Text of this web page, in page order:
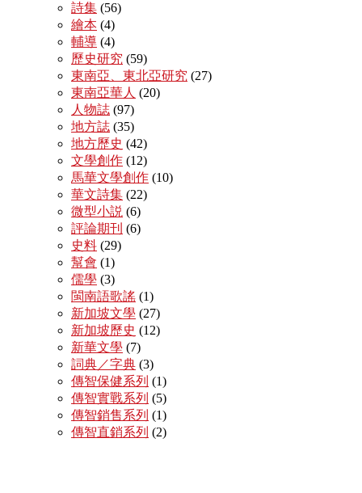
詩集 (56)
繪本 (4)
輔導 (4)
歷史研究 (59)
東南亞、東北亞研究 (27)
東南亞華人 (20)
人物誌 (97)
地方誌 (35)
地方歷史 (42)
文學創作 (12)
馬華文學創作 (10)
華文詩集 (22)
微型小説 (6)
評論期刊 (6)
史料 (29)
幫會 (1)
儒學 (3)
閩南語歌謠 (1)
新加坡文學 (27)
新加坡歷史 (12)
新華文學 (7)
詞典／字典 (3)
傳智保健系列 (1)
傳智實戰系列 (5)
傳智銷售系列 (1)
傳智直銷系列 (2)